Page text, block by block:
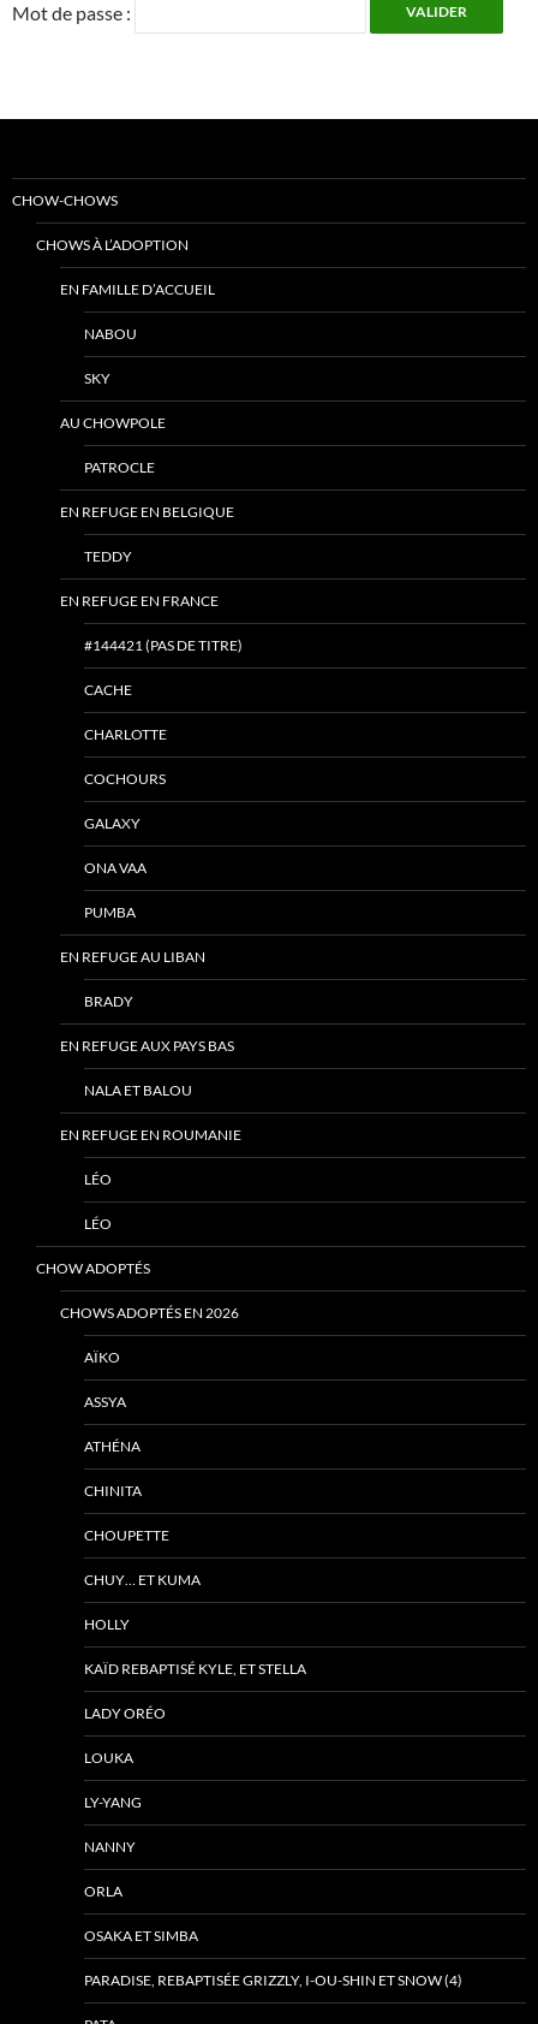
Mot de passe :
CHOW-CHOWS
CHOWS À L’ADOPTION
EN FAMILLE D’ACCUEIL
NABOU
SKY
AU CHOWPOLE
PATROCLE
EN REFUGE EN BELGIQUE
TEDDY
EN REFUGE EN FRANCE
#144421 (PAS DE TITRE)
CACHE
CHARLOTTE
COCHOURS
GALAXY
ONA VAA
PUMBA
EN REFUGE AU LIBAN
BRADY
EN REFUGE AUX PAYS BAS
NALA ET BALOU
EN REFUGE EN ROUMANIE
LÉO
LÉO
CHOW ADOPTÉS
CHOWS ADOPTÉS EN 2026
AÏKO
ASSYA
ATHÉNA
CHINITA
CHOUPETTE
CHUY… ET KUMA
HOLLY
KAÏD REBAPTISÉ KYLE, ET STELLA
LADY ORÉO
LOUKA
LY-YANG
NANNY
ORLA
OSAKA ET SIMBA
PARADISE, REBAPTISÉE GRIZZLY, I-OU-SHIN ET SNOW (4)